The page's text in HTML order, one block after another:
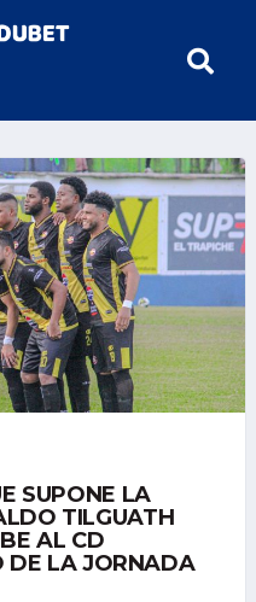
SUPONE LA
TILGUATH
AL CD
DE LA JORNADA